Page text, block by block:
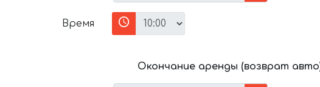
Время
Окончание аренды (возврат